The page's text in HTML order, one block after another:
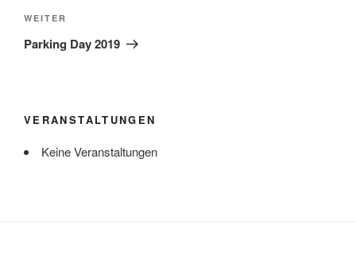
Nächster
Beitrag
WEITER
Parking Day 2019
VERANSTALTUNGEN
Keine Veranstaltungen